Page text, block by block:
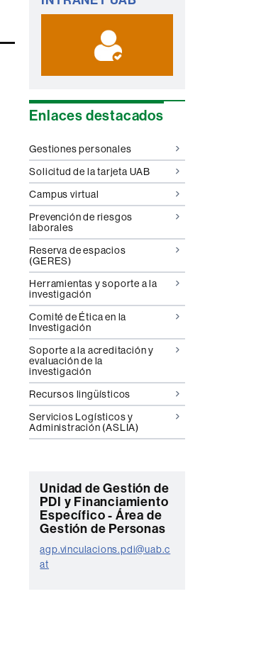
complementaria
Enlaces destacados
Gestiones personales
Solicitud de la tarjeta UAB
Campus virtual
Prevención de riesgos
laborales
Reserva de espacios
(GERES)
Herramientas y soporte a la
investigación
Comité de Ética en la
Investigación
Soporte a la acreditación y
evaluación de la
investigación
Recursos lingüísticos
Servicios Logísticos y
Administración (ASLIA)
C
o
n
t
a
Unidad de Gestión de
PDI y Financiamiento
Específico - Área de
Gestión de Personas
agp.vinculacions.pdi@uab.c
at